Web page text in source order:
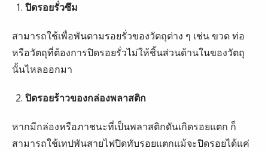
ปิดรอยรั่วซึม
สามารถใช้เพื่อพันตามรอยรั่วของวัตถุต่าง ๆ เช่น ขวด ท่อ
หรือวัตถุที่ต้องการปิดรอยรั่วไม่ให้ชิ้นส่วนด้านในของวัตถุ
นั้นไหลออกมา
ปิดรอยร้าวของกล่องพลาสติก
หากมีกล่องหรือภาชนะที่เป็นพลาสติกดันเกิดรอยแตก ก็
สามารถใช้เทปพันสายไฟปิดทับรอยแตกแม้จะปิดรอยได้แค่